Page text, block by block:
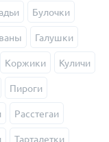
Булочки
Галушки
Коржики Куличи
Пироги
Расстегаи
Тарталетки